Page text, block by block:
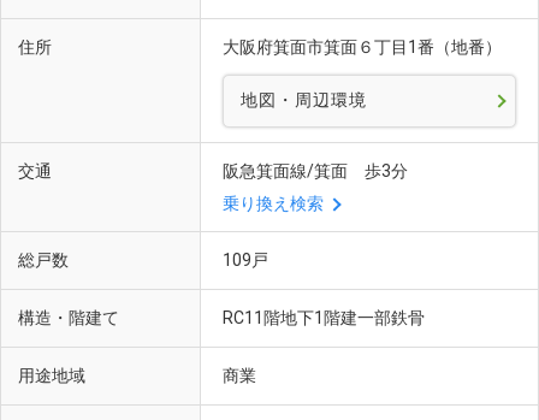
住所 大阪府箕面市箕面６丁目1番（地番）
地図・周辺環境
交通
阪急箕面線/箕面 歩3分
乗り換え検索
総戸数 109戸
構造・階建て RC11階地下1階建一部鉄骨
用途地域 商業